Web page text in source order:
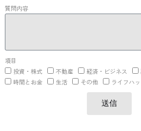
質問内容
項目
投資・株式
不動産 経済・ビジネス
時間とお金
生活 その他 ライフハ
送信